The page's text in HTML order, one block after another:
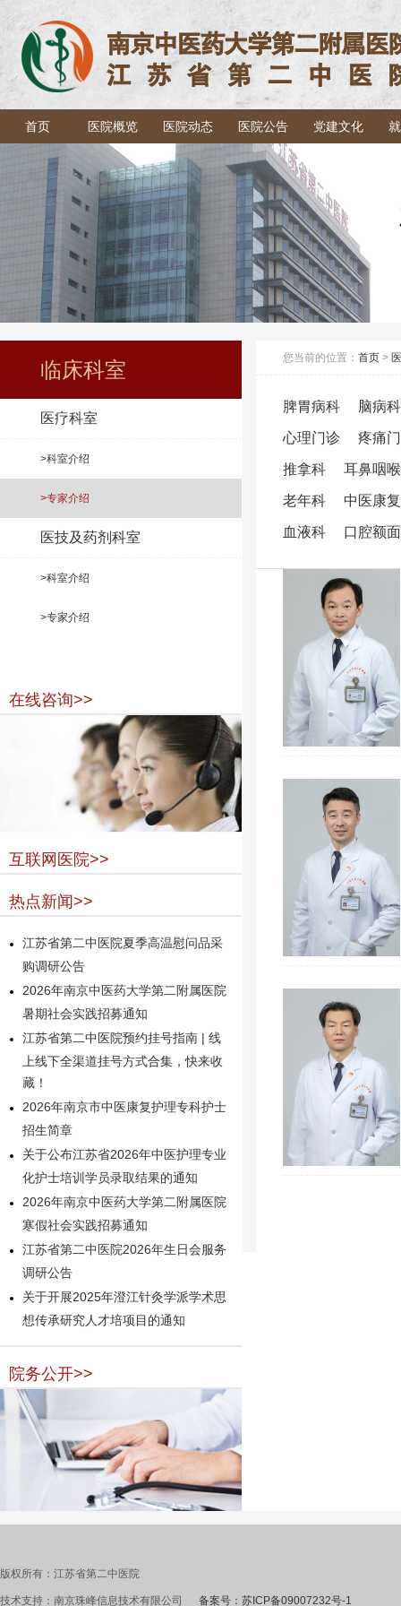
首页 医院概览 医院动态 医院公告 党建文化
临床科室
医疗科室
>科室介绍
>专家介绍
医技及药剂科室
>科室介绍
>专家介绍
在线咨询>>
互联网医院>>
热点新闻>>
江苏省第二中医院夏季高温慰问品采
购调研公告
2026年南京中医药大学第二附属医院
暑期社会实践招募通知
江苏省第二中医院预约挂号指南 | 线
上线下全渠道挂号方式合集，快来收
藏！
2026年南京市中医康复护理专科护士
招生简章
关于公布江苏省2026年中医护理专业
化护士培训学员录取结果的通知
2026年南京中医药大学第二附属医院
寒假社会实践招募通知
江苏省第二中医院2026年生日会服务
调研公告
关于开展2025年澄江针灸学派学术思
想传承研究人才培项目的通知
院务公开>>
您当前的位置： 首页 >
脾胃病科 脑病科
心理门诊 疼痛
推拿科 耳鼻咽
老年科 中医康
血液科 口腔额
版权所有：江苏省第二中医院
技术支持：南京珠峰信息技术有限公司 备案号：苏ICP备09007232号-1